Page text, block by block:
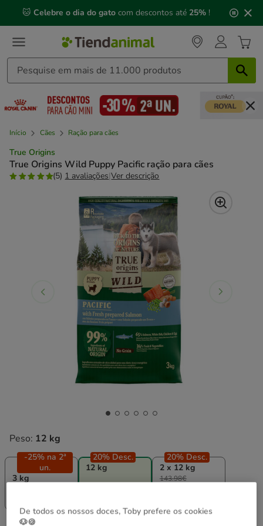
3,
mensagem,
📅 Compre até às 13h00 e receba a sua encomenda no
próximo dia útil⏰
Início Cães Ração para cães
True Origins
True Origins Wild Puppy Pacific ração para cães
(5) 1 avaliações|Ver descrição
Peso: 12 kg
3 kg
-25% na 2ª
un.
12 kg
20% Desc.
2 x 12 kg
20% Desc.
143.98€
De todos os nossos doces, Toby prefere os cookies
🐶🍪